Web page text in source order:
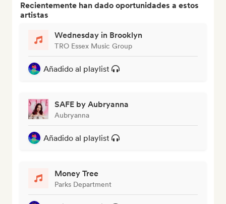
Recientemente han dado oportunidades a estos
artistas
Wednesday in Brooklyn
TRO Essex Music Group
Añadido al playlist
SAFE by Aubryanna
Aubryanna
Añadido al playlist
Money Tree
Parks Department